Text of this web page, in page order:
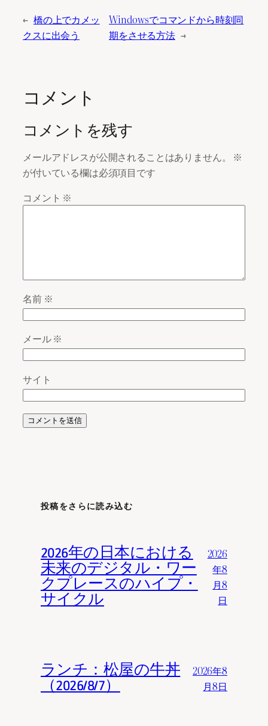
← 橋の上でカメッ
クスに出会う
Windowsでコマンドから時刻同
期をさせる方法 →
コメント
コメントを残す
メールアドレスが公開されることはありません。
※
が付いている欄は必須項目です
コメント ※
名前 ※
メール※
サイト
投稿をさらに読み込む
2026年の日本における
未来のデジタル・ワー
クプレースのハイプ・
サイクル
2026
年8
月8
日
ランチ：松屋の牛丼
（2026/8/7）
2026年8
月8日